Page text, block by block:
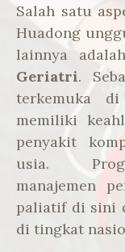
Salah satu
Huadong
lainnya
Geriatri.
terkemuka
memiliki
penyakit
usia.
manajemen
paliatif di sini
di tingkat